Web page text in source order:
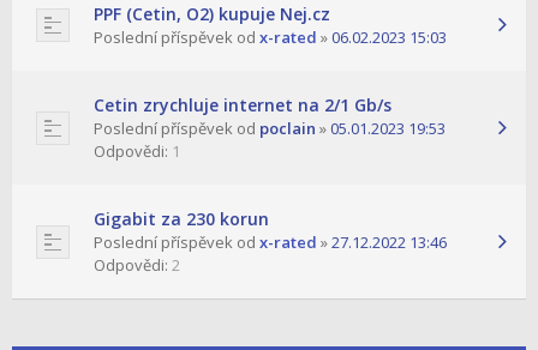
PPF (Cetin, O2) kupuje Nej.cz
Poslední příspěvek od x-rated »06.02.2023 15:03
Cetin zrychluje internet na 2/1 Gb/s
Poslední příspěvek od poclain »05.01.2023 19:53
Odpovědi: 1
Gigabit za 230 korun
Poslední příspěvek od x-rated »27.12.2022 13:46
Odpovědi: 2